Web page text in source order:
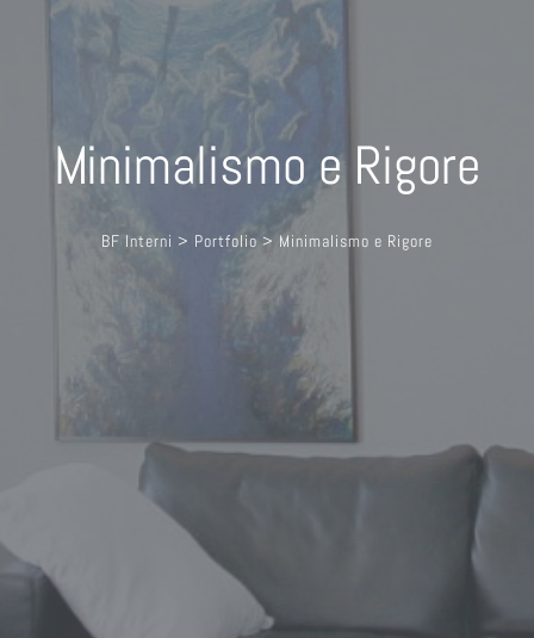
Minimalismo e Rigore
BF Interni > Portfolio> Minimalismo e Rigore